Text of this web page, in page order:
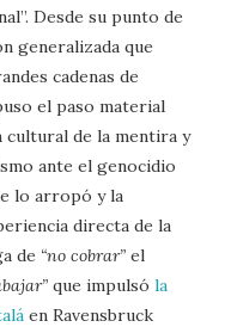
Desde su punto de
generalizada que
cadenas de
el paso material
de la mentira y
ante el genocidio
lo arropó y la
directa de la
de “no cobrar” el
que impulsóla
en Ravensbruck